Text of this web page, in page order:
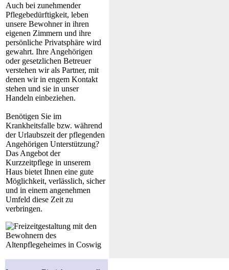
Auch bei zunehmender
Pflegebedürftigkeit, leben
unsere Bewohner in ihren
eigenen Zimmern und ihre
persönliche Privatsphäre wird
gewahrt. Ihre Angehörigen
oder gesetzlichen Betreuer
verstehen wir als Partner, mit
denen wir in engem Kontakt
stehen und sie in unser
Handeln einbeziehen.
Benötigen Sie im
Krankheitsfalle bzw. während
der Urlaubszeit der pflegenden
Angehörigen Unterstützung?
Das Angebot der
Kurzzeitpflege in unserem
Haus bietet Ihnen eine gute
Möglichkeit, verlässlich, sicher
und in einem angenehmen
Umfeld diese Zeit zu
verbringen.